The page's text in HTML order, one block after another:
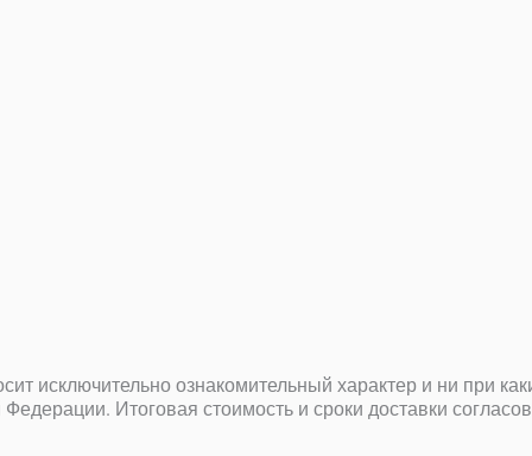
исключительно ознакомительный характер и ни при
Итоговая стоимость и сроки доставки